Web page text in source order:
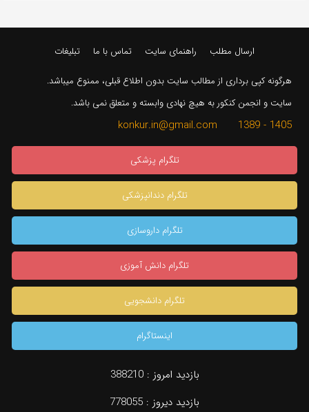
جستجو
ارسال مطلب راهنمای سایت تماس با ما تبلیغات
هرگونه کپی برداری از مطالب سایت بدون اطلاع قبلی، ممنوع میباشد.
سایت و انجمن کنکور به هیچ نهادی وابسته و متعلق نمی باشد.
1405 - 1389 konkur.in@gmail.com
تلگرام پزشکی
تلگرام دندانپزشکی
تلگرام داروسازی
تلگرام دانش آموزی
تلگرام دانشجویی
اینستاگرام
بازدید امروز :388210
بازدید دیروز : 778055